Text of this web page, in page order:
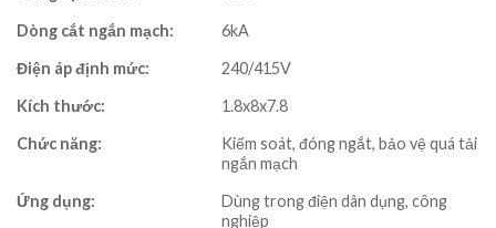
Dòng cắt ngắn mạch:
6kA
Điện áp định mức:
240/415V
Kích thước:
1.8x8x7.8
Chức năng:
Kiểm soát, đóng ngắt, bảo vệ quá tải
ngắn mạch
Ứng dụng:
Dùng trong điện dân dụng, công
nghiệp